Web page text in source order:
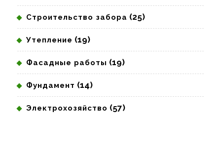
Строительство забора (25)
Утепление (19)
Фасадные работы (19)
Фундамент (14)
Электрохозяйство (57)